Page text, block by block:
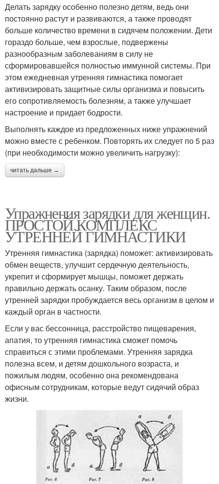
Делать зарядку особенно полезно детям, ведь они
постоянно растут и развиваются, а также проводят
больше количество времени в сидячем положении. Дети
гораздо больше, чем взрослые, подвержены
разнообразным заболеваниям в силу не
сформировавшейся полностью иммунной системы. При
этом ежедневная утренняя гимнастика помогает
активизировать защитные силы организма и повысить
его сопротивляемость болезням, а также улучшает
настроение и придает бодрости.
Выполнять каждое из предложенных ниже упражнений
можно вместе с ребенком. Повторять их следует по 5 раз
(при необходимости можно увеличить нагрузку):
читать дальше →
Упражнения зарядки для женщин.
ПРОСТОЙ КОМПЛЕКС
УТРЕННЕЙ ГИМНАСТИКИ
Утренняя гимнастика (зарядка) поможет: активизировать
обмен веществ, улучшит сердечную деятельность,
укрепит и сформирует мышцы, поможет держать
правильно держать осанку. Таким образом, после
утренней зарядки пробуждается весь организм в целом и
каждый орган в частности.
Если у вас бессонница, расстройство пищеварения,
апатия, то утренняя гимнастика сможет помочь
справиться с этими проблемами. Утренняя зарядка
полезна всем, и детям дошкольного возраста, и
пожилым людям, особенно она рекомендована
офисным сотрудникам, которые ведут сидячий образ
жизни.